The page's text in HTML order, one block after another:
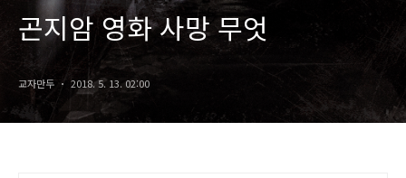
곤지암 영화 사망 무엇
교자만두 2018. 5. 13. 02:00